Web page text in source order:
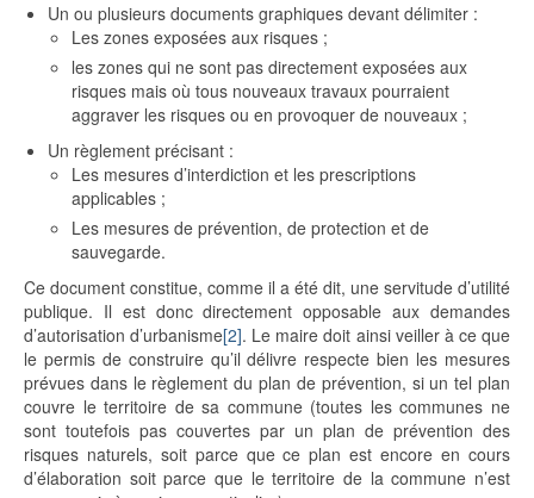
Un ou plusieurs documents graphiques devant délimiter :
Les zones exposées aux risques ;
les zones qui ne sont pas directement exposées aux
risques mais où tous nouveaux travaux pourraient
aggraver les risques ou en provoquer de nouveaux ;
Un règlement précisant :
Les mesures d’interdiction et les prescriptions
applicables ;
Les mesures de prévention, de protection et de
sauvegarde.
Ce document constitue, comme il a été dit, une servitude d’utilité
publique. Il est donc directement opposable aux demandes
d’autorisation d’urbanisme[2]. Le maire doit ainsi veiller à ce que
le permis de construire qu’il délivre respecte bien les mesures
prévues dans le règlement du plan de prévention, si un tel plan
couvre le territoire de sa commune (toutes les communes ne
sont toutefois pas couvertes par un plan de prévention des
risques naturels, soit parce que ce plan est encore en cours
d’élaboration soit parce que le territoire de la commune n’est